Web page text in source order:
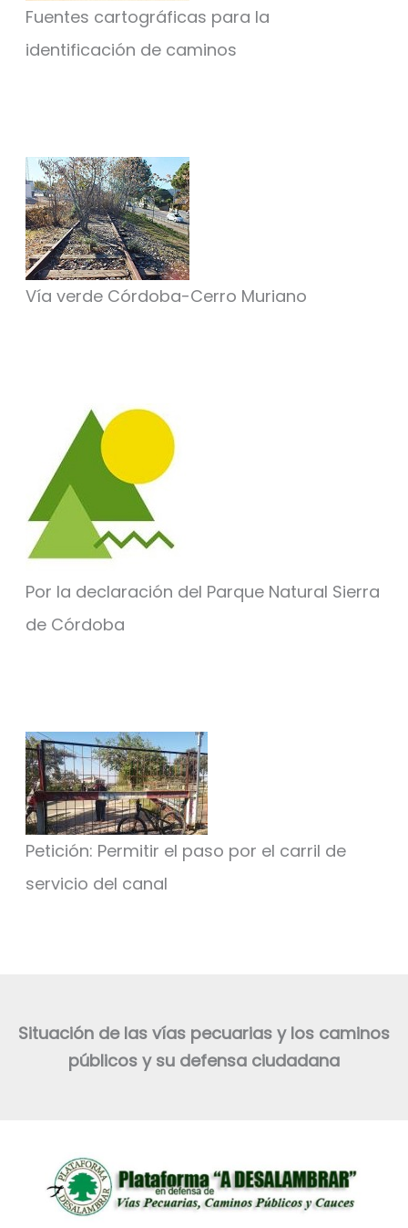
Fuentes cartográficas para la
identificación de caminos
Vía verde Córdoba-Cerro Muriano
Por la declaración del Parque Natural Sierra
de Córdoba
Petición: Permitir el paso por el carril de
servicio del canal
Situación de las vías pecuarias y los caminos
públicos y su defensa ciudadana